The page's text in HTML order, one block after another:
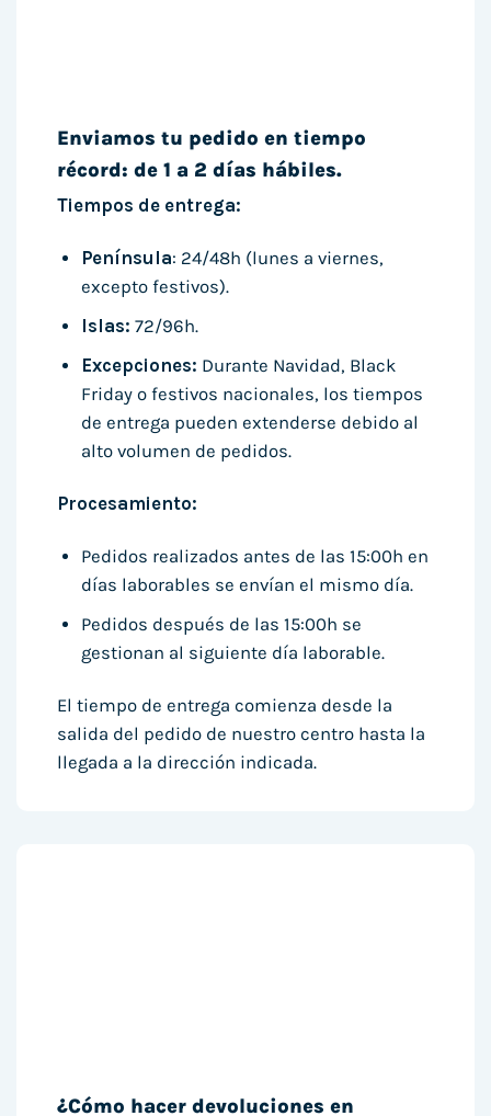
Enviamos tu pedido en tiempo
récord: de 1 a 2 días hábiles.
Tiempos de entrega:
Península: 24/48h (lunes a viernes,
excepto festivos).
Islas: 72/96h.
Excepciones: Durante Navidad, Black
Friday o festivos nacionales, los tiempos
de entrega pueden extenderse debido al
alto volumen de pedidos.
Procesamiento:
Pedidos realizados antes de las 15:00h en
días laborables se envían el mismo día.
Pedidos después de las 15:00h se
gestionan al siguiente día laborable.
El tiempo de entrega comienza desde la
salida del pedido de nuestro centro hasta la
llegada a la dirección indicada.
¿Cómo hacer devoluciones en